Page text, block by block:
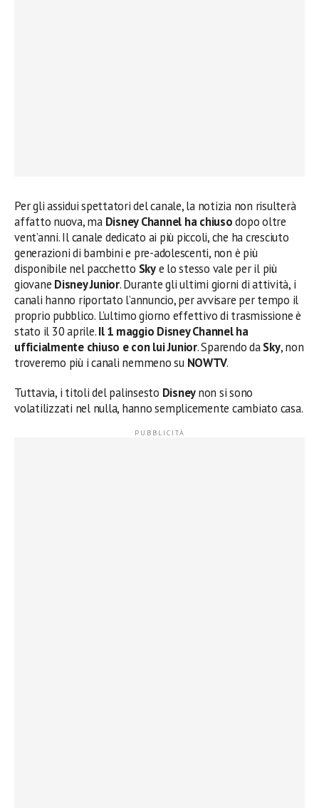
Per gli assidui spettatori del canale, la notizia non risulterà
affatto nuova, ma Disney Channel ha chiusodopo oltre
vent’anni. Il canale dedicato ai più piccoli, che ha cresciuto
generazioni di bambini e pre-adolescenti, non è più
disponibile nel pacchetto Skye lo stesso vale per il più
giovane Disney Junior. Durante gli ultimi giorni di attività, i
canali hanno riportato l’annuncio, per avvisare per tempo il
proprio pubblico. L’ultimo giorno effettivo di trasmissione è
stato il 30 aprile.Il 1 maggio Disney Channel ha
ufficialmente chiuso e con lui Junior. Sparendo daSky, non
troveremo più i canali nemmeno su NOWTV.
Tuttavia, i titoli del palinsesto Disneynon si sono
volatilizzati nel nulla, hanno semplicemente cambiato casa.